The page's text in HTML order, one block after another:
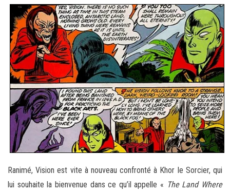
Ranimé, Vision est vite à nouveau confronté à Khor le Sorcier, qui
lui souhaite la bienvenue dans ce qu’il appelle « The Land Where